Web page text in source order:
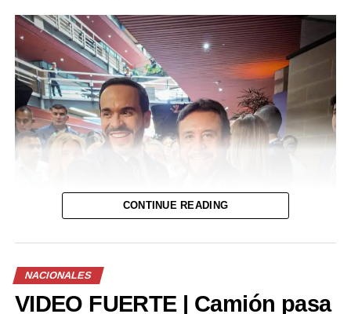
CONTINUE READING
NACIONALES
VIDEO FUERTE | Camión pasa